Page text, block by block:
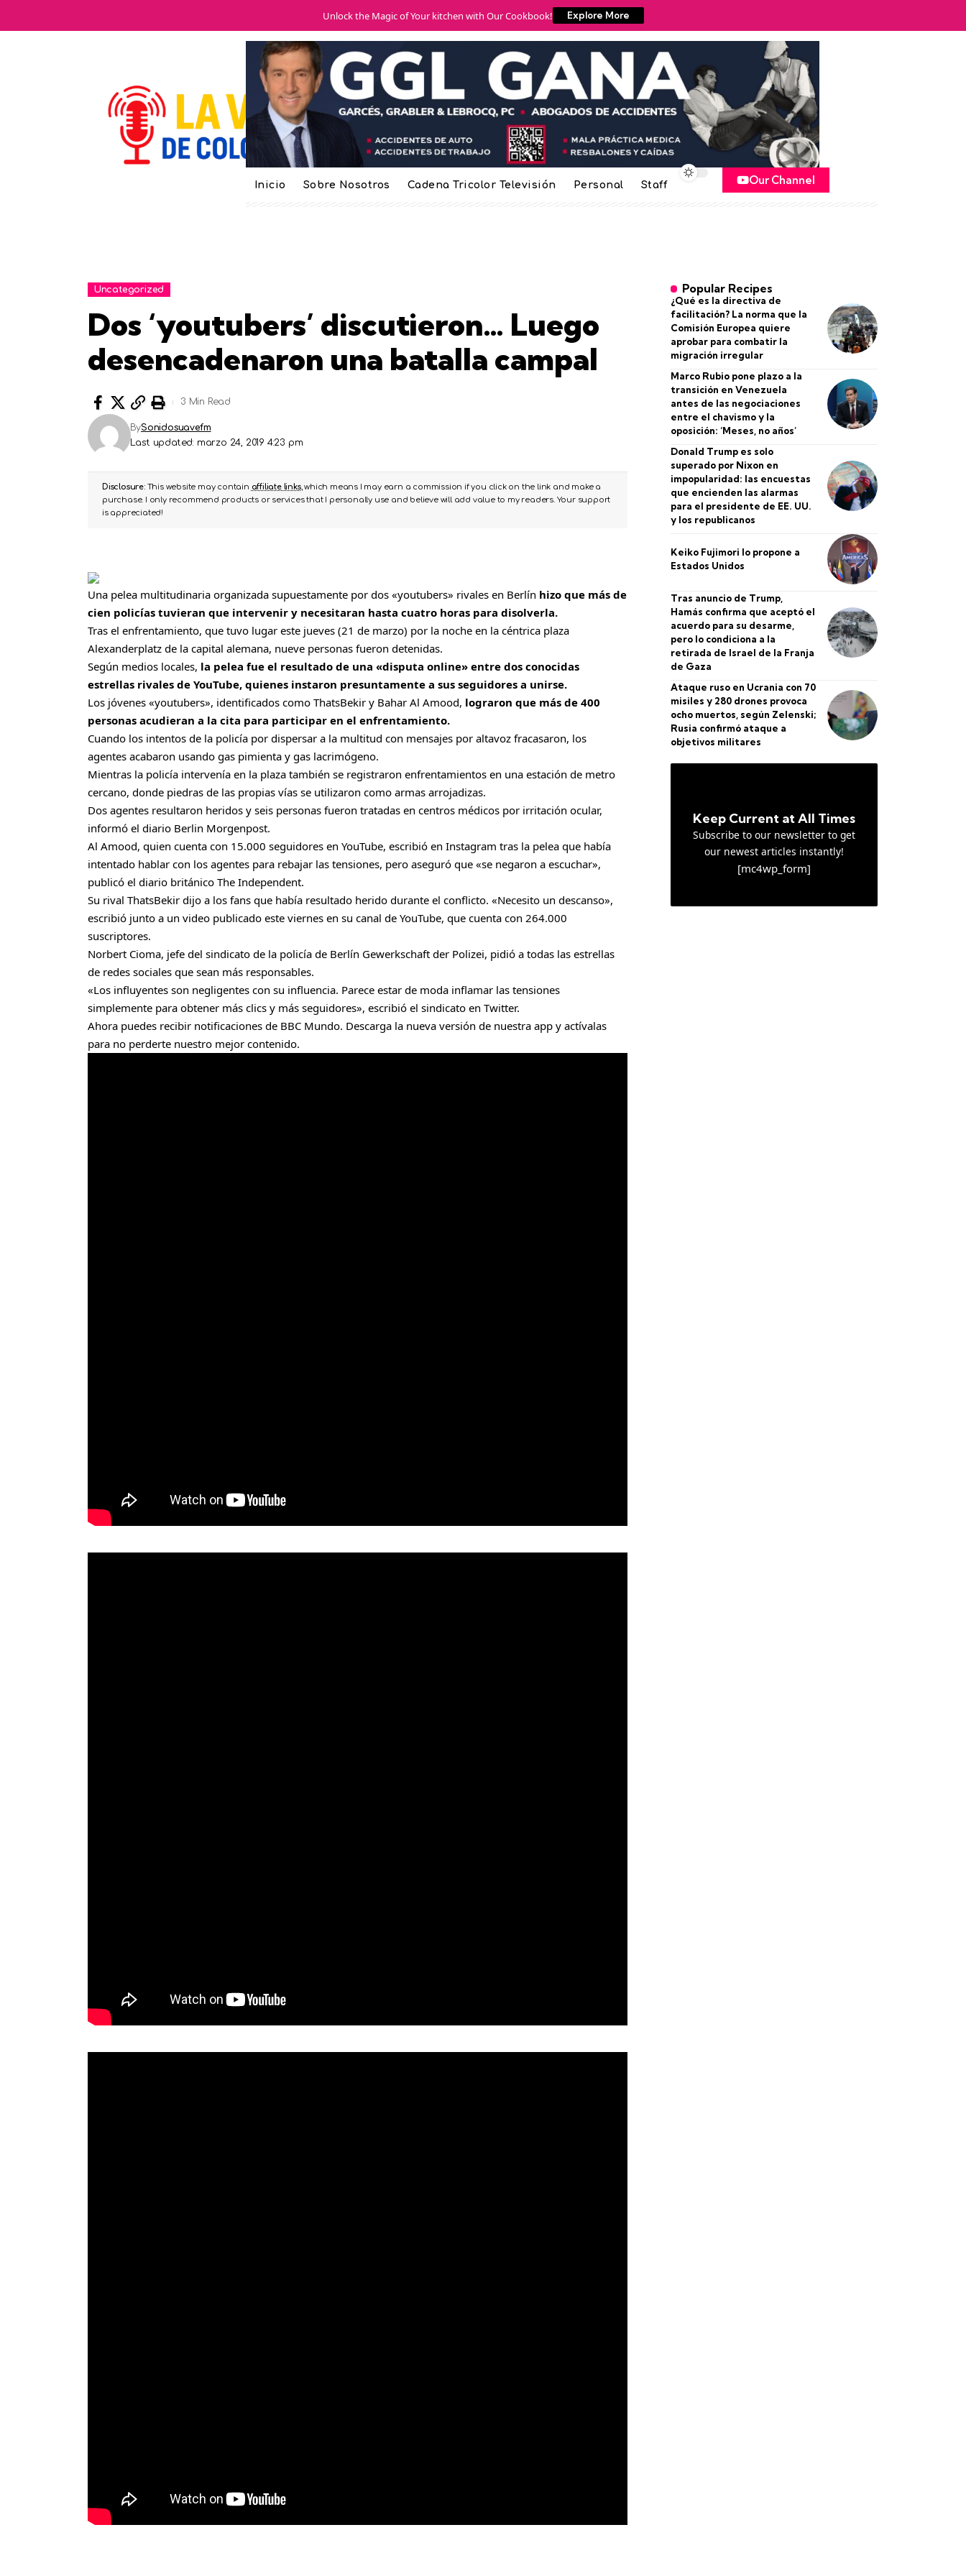
Unlock the Magic of Your kitchen with Our Cookbook! Explore More
Inicio Sobre Nosotros Cadena Tricolor Televisión Personal Staff Our Channel
Uncategorized
Dos ‘youtubers’ discutieron… Luego
desencadenaron una batalla campal
Last updated: marzo 24, 2019 4:23 pm
BySonidosuavefm
3 Min Read
Disclosure:This website may contain affiliate links, which means I may earn a commission if you click on the link and make a
purchase. I only recommend products or services that I personally use and believe will add value to my readers. Your support
is appreciated!
Una pelea multitudinaria organizada supuestamente por dos «youtubers» rivales en Berlín hizo que más de
cien policías tuvieran que intervenir y necesitaran hasta cuatro horas para disolverla.
Tras el enfrentamiento, que tuvo lugar este jueves (21 de marzo) por la noche en la céntrica plaza
Alexanderplatz de la capital alemana, nueve personas fueron detenidas.
Según medios locales, la pelea fue el resultado de una «disputa online» entre dos conocidas
estrellas rivales de YouTube, quienes instaron presuntamente a sus seguidores a unirse.
Los jóvenes «youtubers», identificados como ThatsBekir y Bahar Al Amood, lograron que más de 400
personas acudieran a la cita para participar en el enfrentamiento.
Cuando los intentos de la policía por dispersar a la multitud con mensajes por altavoz fracasaron, los
agentes acabaron usando gas pimienta y gas lacrimógeno.
Mientras la policía intervenía en la plaza también se registraron enfrentamientos en una estación de metro
cercano, donde piedras de las propias vías se utilizaron como armas arrojadizas.
Dos agentes resultaron heridos y seis personas fueron tratadas en centros médicos por irritación ocular,
informó el diario Berlin Morgenpost.
Al Amood, quien cuenta con 15.000 seguidores en YouTube, escribió en Instagram tras la pelea que había
intentado hablar con los agentes para rebajar las tensiones, pero aseguró que «se negaron a escuchar»,
publicó el diario británico The Independent.
Su rival ThatsBekir dijo a los fans que había resultado herido durante el conflicto. «Necesito un descanso»,
escribió junto a un video publicado este viernes en su canal de YouTube, que cuenta con 264.000
suscriptores.
Norbert Cioma, jefe del sindicato de la policía de Berlín Gewerkschaft der Polizei, pidió a todas las estrellas
de redes sociales que sean más responsables.
«Los influyentes son negligentes con su influencia. Parece estar de moda inflamar las tensiones
simplemente para obtener más clics y más seguidores», escribió el sindicato en Twitter.
Ahora puedes recibir notificaciones de BBC Mundo. Descarga la nueva versión de nuestra app y actívalas
para no perderte nuestro mejor contenido.
Popular Recipes
¿Qué es la directiva de
facilitación? La norma que la
Comisión Europea quiere
aprobar para combatir la
migración irregular
Marco Rubio pone plazo a la
transición en Venezuela
antes de las negociaciones
entre el chavismo y la
oposición: ‘Meses, no años’
Donald Trump es solo
superado por Nixon en
impopularidad: las encuestas
que encienden las alarmas
para el presidente de EE. UU.
y los republicanos
Keiko Fujimori lo propone a
Estados Unidos
Tras anuncio de Trump,
Hamás confirma que aceptó el
acuerdo para su desarme,
pero lo condiciona a la
retirada de Israel de la Franja
de Gaza
Ataque ruso en Ucrania con 70
misiles y 280 drones provoca
ocho muertos, según Zelenski;
Rusia confirmó ataque a
objetivos militares
Keep Current at All Times
Subscribe to our newsletter to get
our newest articles instantly!
[mc4wp_form]